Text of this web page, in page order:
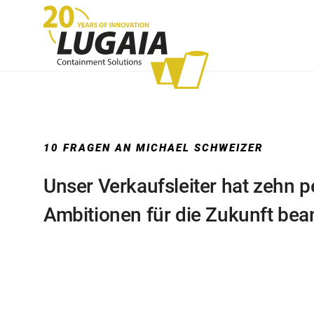
10 FRAGEN AN MICHAEL SCHWEIZER
Unser Verkaufsleiter hat zehn
Ambitionen für die Zukunft